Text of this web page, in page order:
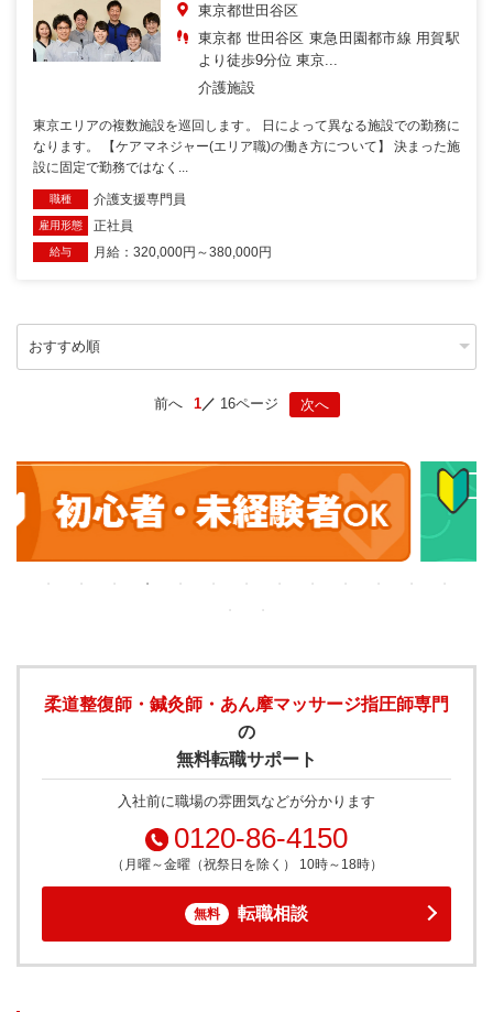
東京都世田谷区
東京都 世田谷区 東急田園都市線 用賀駅
より徒歩9分位 東京...
介護施設
東京エリアの複数施設を巡回します。 日によって異なる施設での勤務に
なります。 【ケアマネジャー(エリア職)の働き方について】 決まった施
設に固定で勤務ではなく...
職種 介護支援専門員
雇用形態 正社員
給与 月給：320,000円～380,000円
前へ 1 16ページ 次へ
柔道整復師・鍼灸師・あん摩マッサージ指圧師専門
の
無料転職サポート
入社前に職場の雰囲気などが分かります
0120-86-4150
（月曜～金曜（祝祭日を除く） 10時～18時）
無料 転職相談